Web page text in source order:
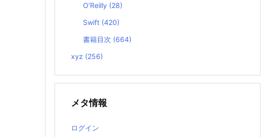
O’Reilly (28)
Swift (420)
書籍目次 (664)
xyz (256)
メタ情報
ログイン